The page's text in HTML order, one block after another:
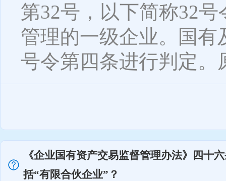
第32号，以下简称32
管理的一级企业。国有
号令第四条进行判定。
《企业国有资产交易监督管理办法》四十
括“有限合伙企业”？